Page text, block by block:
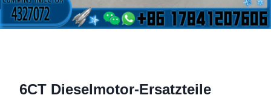
6CT Dieselmotor-Ersatzteile